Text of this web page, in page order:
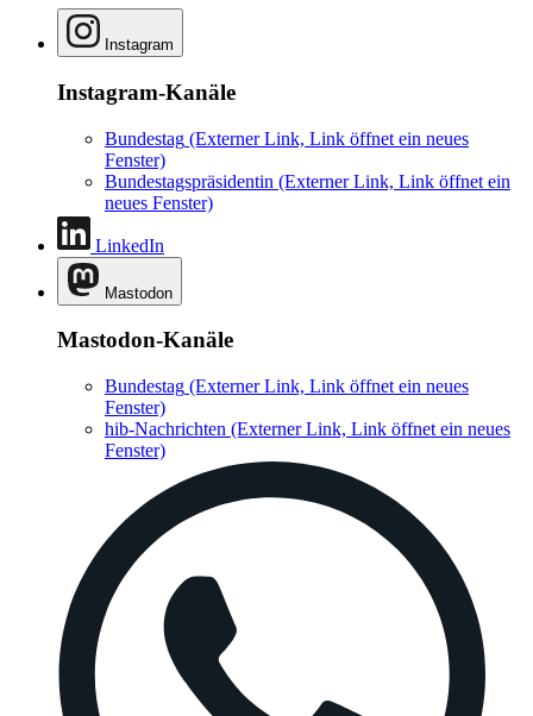
Instagram
Instagram-Kanäle
Bundestag (Externer Link, Link öffnet ein neues
Fenster)
Bundestagspräsidentin (Externer Link, Link öffnet ein
neues Fenster)
LinkedIn
Mastodon
Mastodon-Kanäle
Bundestag (Externer Link, Link öffnet ein neues
Fenster)
hib-Nachrichten (Externer Link, Link öffnet ein neues
Fenster)